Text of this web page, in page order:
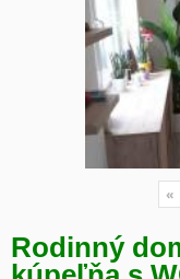
«
Rodinný